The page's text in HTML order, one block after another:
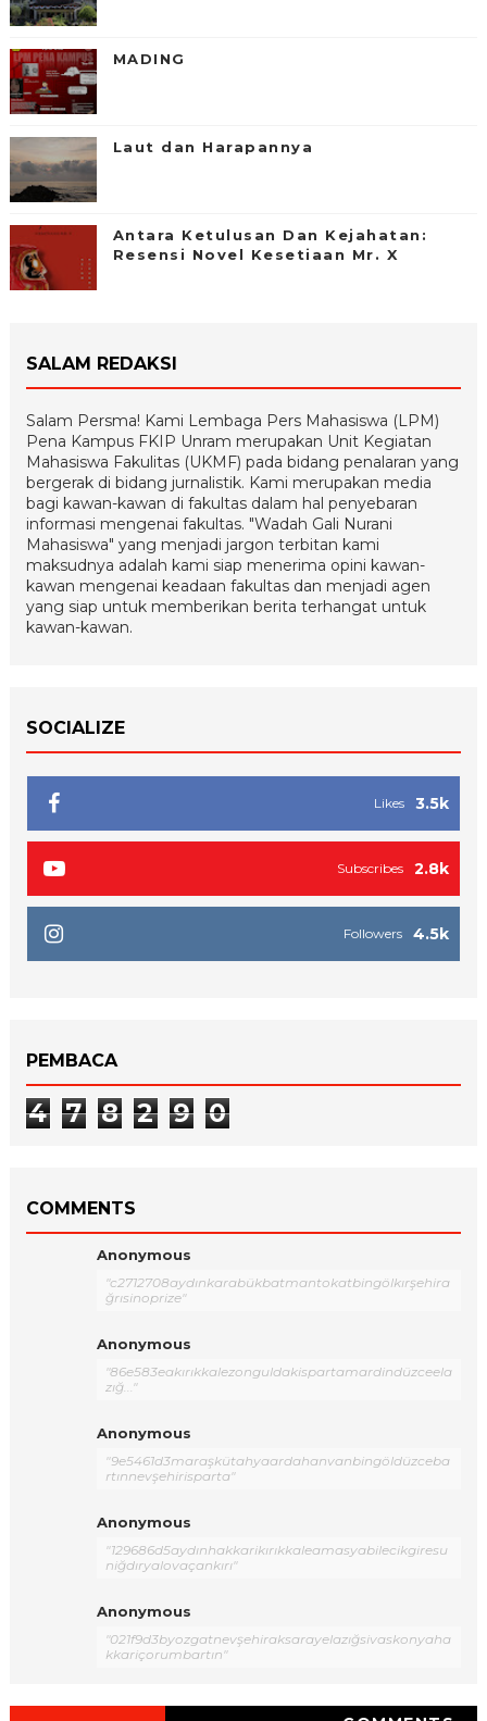
MADING
Laut dan Harapannya
Antara Ketulusan Dan Kejahatan:
Resensi Novel Kesetiaan Mr. X
SALAM REDAKSI
Salam Persma! Kami Lembaga Pers Mahasiswa (LPM)
Pena Kampus FKIP Unram merupakan Unit Kegiatan
Mahasiswa Fakulitas (UKMF) pada bidang penalaran yang
bergerak di bidang jurnalistik. Kami merupakan media
bagi kawan-kawan di fakultas dalam hal penyebaran
informasi mengenai fakultas. "Wadah Gali Nurani
Mahasiswa" yang menjadi jargon terbitan kami
maksudnya adalah kami siap menerima opini kawan-
kawan mengenai keadaan fakultas dan menjadi agen
yang siap untuk memberikan berita terhangat untuk
kawan-kawan.
SOCIALIZE
3.5k
Likes
2.8k
Subscribes
4.5k
Followers
PEMBACA
4 7 8 2 9 0
COMMENTS
Anonymous
"c2712708aydınkarabükbatmantokatbingölkırşehira
ğrısinoprize"
Anonymous
"86e583eakırıkkalezonguldakispartamardindüzceela
zığ..."
Anonymous
"9e5461d3maraşkütahyaardahanvanbingöldüzceba
rtınnevşehirisparta"
Anonymous
"129686d5aydınhakkarikırıkkaleamasyabilecikgiresu
niğdıryalovaçankırı"
Anonymous
"021f9d3byozgatnevşehiraksarayelazığsivaskonyaha
kkariçorumbartın"